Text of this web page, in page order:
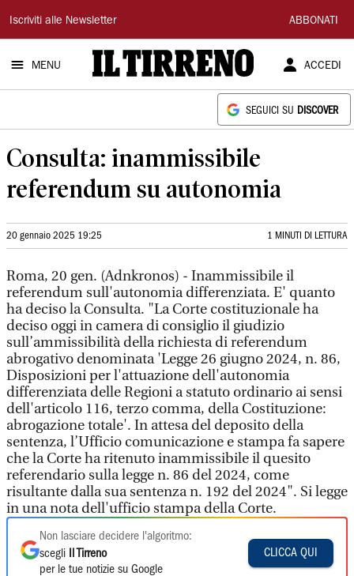
Il
Tirreno
Iscriviti alle Newsletter ABBONATI
MENU ACCEDI
SEGUICI SU DISCOVER
Consulta: inammissibile
referendum su autonomia
20 gennaio 2025 19:25 1 MINUTI DI LETTURA
Roma, 20 gen. (Adnkronos) - Inammissibile il
referendum sull'autonomia differenziata. E' quanto
ha deciso la Consulta. "La Corte costituzionale ha
deciso oggi in camera di consiglio il giudizio
sull’ammissibilità della richiesta di referendum
abrogativo denominata 'Legge 26 giugno 2024, n. 86,
Disposizioni per l'attuazione dell'autonomia
differenziata delle Regioni a statuto ordinario ai sensi
dell'articolo 116, terzo comma, della Costituzione:
abrogazione totale'. In attesa del deposito della
sentenza, l’Ufficio comunicazione e stampa fa sapere
che la Corte ha ritenuto inammissibile il quesito
referendario sulla legge n. 86 del 2024, come
risultante dalla sua sentenza n. 192 del 2024". Si legge
in una nota dell'ufficio stampa della Corte.
Non lasciare decidere l'algoritmo:
scegli
Il Tirreno
per le tue notizie su Google
CLICCA QUI